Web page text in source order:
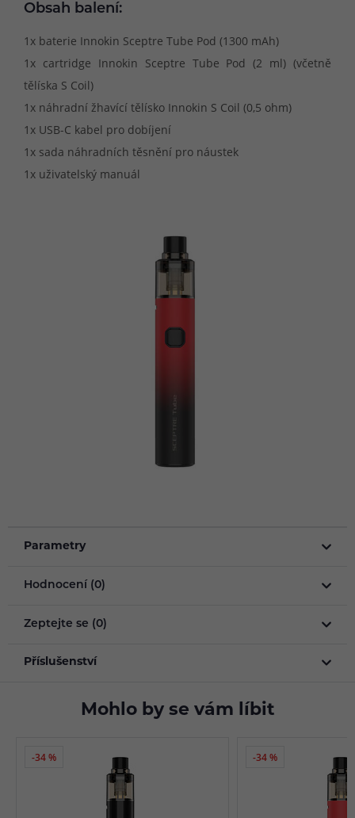
Obsah balení:
1x baterie Innokin Sceptre Tube Pod (1300 mAh)
1x cartridge Innokin Sceptre Tube Pod (2 ml) (včetně
tělíska S Coil)
1x náhradní žhavící tělísko Innokin S Coil (0,5 ohm)
1x USB-C kabel pro dobíjení
1x sada náhradních těsnění pro náustek
1x uživatelský manuál
Parametry
Hodnocení (0)
Zeptejte se (0)
Příslušenství
Mohlo by se vám líbit
-34 % -34 %